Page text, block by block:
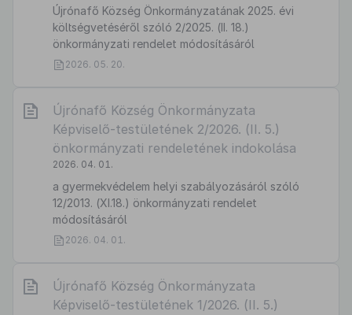
Újrónafő Község Önkormányzatának 2025. évi
költségvetéséről szóló 2/2025. (II. 18.)
önkormányzati rendelet módosításáról
2026. 05. 20.
Újrónafő Község Önkormányzata
Képviselő-testületének 2/2026. (II. 5.)
önkormányzati rendeletének indokolása
2026. 04. 01.
a gyermekvédelem helyi szabályozásáról szóló
12/2013. (XI.18.) önkormányzati rendelet
módosításáról
2026. 04. 01.
Újrónafő Község Önkormányzata
Képviselő-testületének 1/2026. (II. 5.)